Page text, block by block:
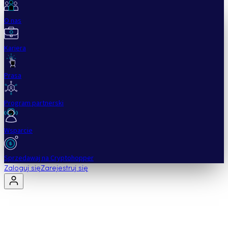
O nas
Kariera
Prasa
Program partnerski
Wsparcie
Sprzedawaj na Cryptohopper
Zaloguj sięZarejestruj się